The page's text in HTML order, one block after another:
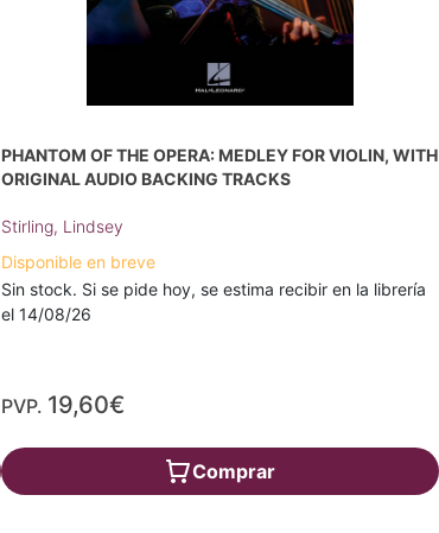
PHANTOM OF THE OPERA: MEDLEY FOR VIOLIN, WITH
ORIGINAL AUDIO BACKING TRACKS
Stirling, Lindsey
Disponible en breve
Sin stock. Si se pide hoy, se estima recibir en la librería
el 14/08/26
PVP. 19,60€
Comprar